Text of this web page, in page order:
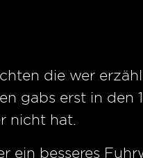
die wer
gabs erst in den
nicht hat.
ein besseres